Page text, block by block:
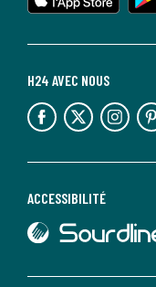
ACCESSIBILITÉ
lien vers Sourdline
H24 AVEC NOUS
lien vers l'espace réseaux sociaux lien vers l'espace réseaux sociaux lien vers l'espace réseaux sociaux lien vers